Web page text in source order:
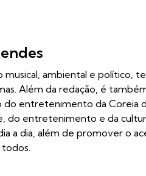
musical, ambiental e político,
Além da redação, é
entretenimento da Coreia
do entretenimento e da
a dia, além de promover o